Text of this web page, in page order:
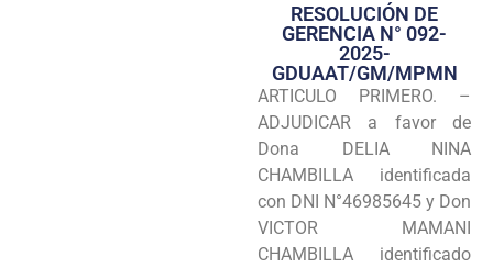
Transparencia
Seguridad
Programas
Intranet
RESOLUCIÓN DE
GERENCIA N° 092-
2025-
GDUAAT/GM/MPMN
ARTICULO PRIMERO. –
ADJUDICAR a favor de
Dona DELIA NINA
CHAMBILLA identificada
con DNI N°46985645 y Don
VICTOR MAMANI
CHAMBILLA identificado